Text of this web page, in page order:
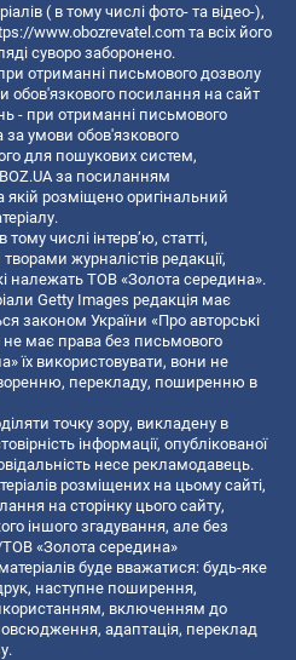
( в тому числі фото- та відео-),
www.obozrevatel.com та всіх його
суворо заборонено.
отриманні письмового дозволу
обов'язкового посилання на сайт
- при отриманні письмового
за умови обов'язкового
для пошукових систем,
за посиланням
якій розміщено оригінальний
числі інтерв’ю, статті,
журналістів редакції,
належать ТОВ «Золота середина».
Getty Images редакція має
законом України «Про авторські
не має права без письмового
їх використовувати, вони не
перекладу, поширенню в
точку зору, викладену в
інформації, опублікованої
несе рекламодавець.
розміщених на цьому сайті,
на сторінку цього сайту,
іншого згадування, але без
«Золота середина»
буде вважатися: будь-яке
наступне поширення,
включенням до
адаптація, переклад